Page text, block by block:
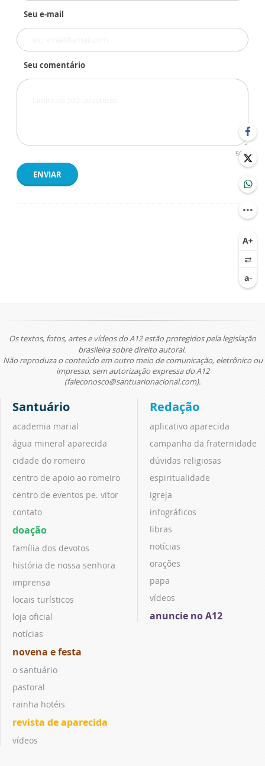
Seu e-mail
Seu comentário
500
ENVIAR
Os textos, fotos, artes e vídeos do A12 estão protegidos pela legislação
brasileira sobre direito autoral.
Não reproduza o conteúdo em outro meio de comunicação, eletrônico ou
impresso, sem autorização expressa do A12
(faleconosco@santuarionacional.com).
Santuário
academia marial
água mineral aparecida
cidade do romeiro
centro de apoio ao romeiro
centro de eventos pe. vitor
contato
doação
família dos devotos
história de nossa senhora
imprensa
locais turísticos
loja oficial
notícias
novena e festa
o santuário
pastoral
rainha hotéis
revista de aparecida
vídeos
Redação
aplicativo aparecida
campanha da fraternidade
dúvidas religiosas
espiritualidade
igreja
infográficos
libras
notícias
orações
papa
vídeos
anuncie no A12